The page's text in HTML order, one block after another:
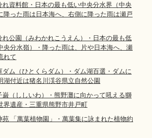
れ資料館・日本の最も低い中央分水界（中央
降った雨は日本海へ、右側に降った雨は瀬戸
れ公園（みわかれこうえん）・日本の最も低
央分水嶺）・降った雨は、片や日本海へ、瀬
れて
ダム（ひとくらダム）・ダム湖百選・ダムに
湖付近は猪名川渓谷県立自然公園
巌（ししいわ）・熊野灘に向かって吼える獅
界遺産・三重県熊野市井戸町
苑 「萬葉植物園」・萬葉集に詠まれた植物約